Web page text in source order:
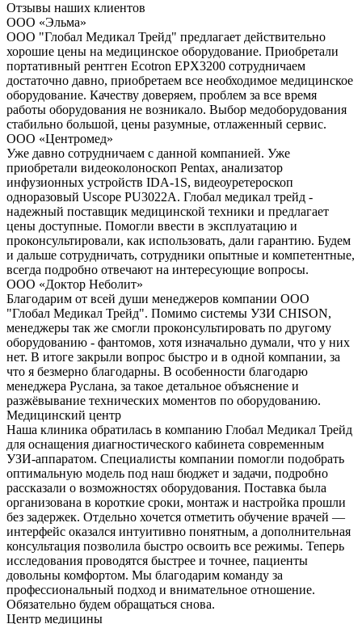
Отзывы наших клиентов
ООО «Эльма»
ООО "Глобал Медикал Трейд" предлагает действительно
хорошие цены на медицинское оборудование. Приобретали
портативный рентген Ecotron EPX3200 сотрудничаем
достаточно давно, приобретаем все необходимое медицинское
оборудование. Качеству доверяем, проблем за все время
работы оборудования не возникало. Выбор медоборудования
стабильно большой, цены разумные, отлаженный сервис.
ООО «Центромед»
Уже давно сотрудничаем с данной компанией. Уже
приобретали видеоколоноскоп Pentax, анализатор
инфузионных устройств IDA-1S, видеоуретероскоп
одноразовый Uscope PU3022A. Глобал медикал трейд -
надежный поставщик медицинской техники и предлагает
цены доступные. Помогли ввести в эксплуатацию и
проконсультировали, как использовать, дали гарантию. Будем
и дальше сотрудничать, сотрудники опытные и компетентные,
всегда подробно отвечают на интересующие вопросы.
ООО «Доктор Неболит»
Благодарим от всей души менеджеров компании ООО
"Глобал Медикал Трейд". Помимо системы УЗИ CHISON,
менеджеры так же смогли проконсультировать по другому
оборудованию - фантомов, хотя изначально думали, что у них
нет. В итоге закрыли вопрос быстро и в одной компании, за
что я безмерно благодарны. В особенности благодарю
менеджера Руслана, за такое детальное объяснение и
разжёвывание технических моментов по оборудованию.
Медицинский центр
Наша клиника обратилась в компанию Глобал Медикал Трейд
для оснащения диагностического кабинета современным
УЗИ-аппаратом. Специалисты компании помогли подобрать
оптимальную модель под наш бюджет и задачи, подробно
рассказали о возможностях оборудования. Поставка была
организована в короткие сроки, монтаж и настройка прошли
без задержек. Отдельно хочется отметить обучение врачей —
интерфейс оказался интуитивно понятным, а дополнительная
консультация позволила быстро освоить все режимы. Теперь
исследования проводятся быстрее и точнее, пациенты
довольны комфортом. Мы благодарим команду за
профессиональный подход и внимательное отношение.
Обязательно будем обращаться снова.
Центр медицины